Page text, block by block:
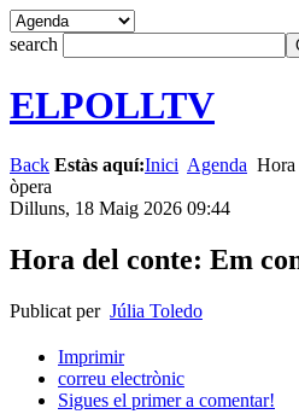
search
ELPOLLTV
Back Estàs aquí:Inici Agenda Hora
òpera
Dilluns, 18 Maig 2026 09:44
Hora del conte: Em
Publicat per Júlia Toledo
Imprimir
correu electrònic
Sigues el primer a comentar!